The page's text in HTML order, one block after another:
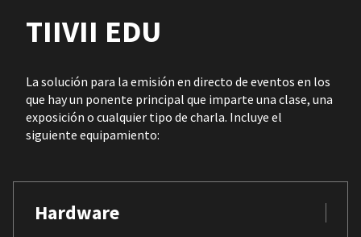
TIIVII EDU
La solución para la emisión en directo de eventos en los
que hay un ponente principal que imparte una clase, una
exposición o cualquier tipo de charla. Incluye el
siguiente equipamiento:
Hardware